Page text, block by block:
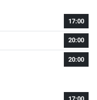
17:00
20:00
20:00